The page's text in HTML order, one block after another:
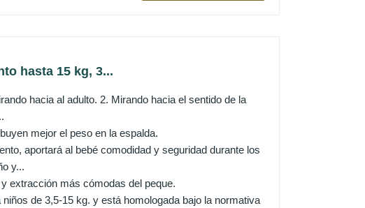
hasta 15 kg, 3...
hacia al adulto. 2. Mirando hacia el sentido de la
mejor el peso en la espalda.
aportará al bebé comodidad y seguridad durante los
y...
extracción más cómodas del peque.
de 3,5-15 kg. y está homologada bajo la normativa